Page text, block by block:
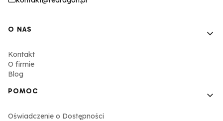
Linki w stopce
O NAS
Kontakt
O firmie
Blog
POMOC
Oświadczenie o Dostępności